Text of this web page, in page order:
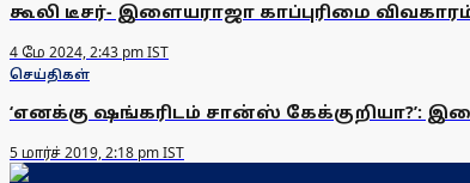
கூலி டீசர்- இளையராஜா காப்புரிமை
4 மே 2024, 2:43 pm IST
செய்திகள்
‘எனக்கு ஷங்கரிடம் சான்ஸ் கேக்குறியா?’:
5 மார்ச் 2019, 2:18 pm IST